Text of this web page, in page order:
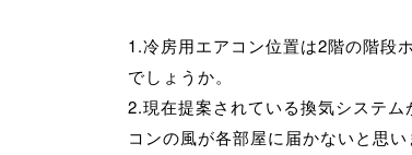
1.冷房用エアコン位置は2階の階段
でしょうか。
2.現在提案されている換気システ
コンの風が各部屋に届かないと思い